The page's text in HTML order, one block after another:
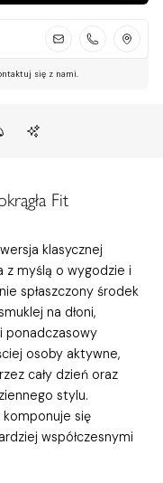
się z nami.
Fit
klasycznej
z myślą o wygodzie i
spłaszczony środek
na dłoni,
ponadczasowy
osoby aktywne,
cały dzień oraz
stylu.
się
współczesnymi